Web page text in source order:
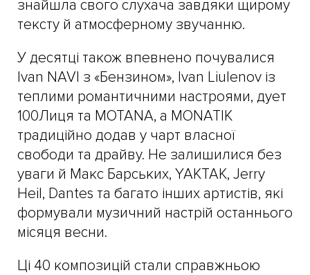
знайшла свого слухача завдяки щирому
тексту й атмосферному звучанню.
У десятці також впевнено почувалися
Ivan NAVI з «Бензином», Ivan Liulenov із
теплими романтичними настроями, дует
100Лиця та MOTANA, а MONATIK
традиційно додав у чарт власної
свободи та драйву. Не залишилися без
уваги й Макс Барських, YAKTAK, Jerry
Heil, Dantes та багато інших артистів, які
формували музичний настрій останнього
місяця весни.
Ці 40 композицій стали справжньою